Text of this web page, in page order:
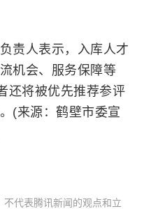
责人表示，入库人才
机会、服务保障等
还将被优先推荐参评
(来源：鹤壁市委宣
代表腾讯新闻的观点和立